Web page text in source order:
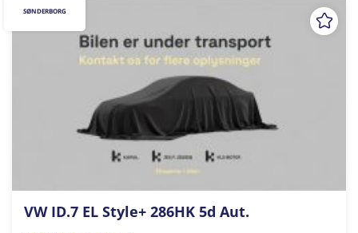
VW ID.7 EL Style+ 286HK 5d Aut.
SØNDERBORG